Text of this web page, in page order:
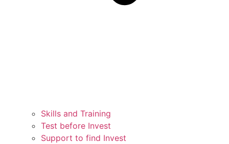
Skills and Training
Test before Invest
Support to find Invest